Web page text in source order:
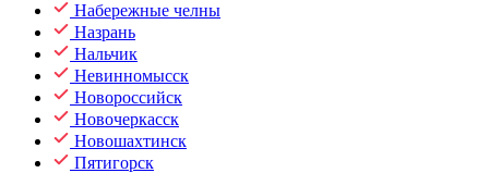
Набережные челны
Назрань
Нальчик
Невинномысск
Новороссийск
Новочеркасск
Новошахтинск
Пятигорск